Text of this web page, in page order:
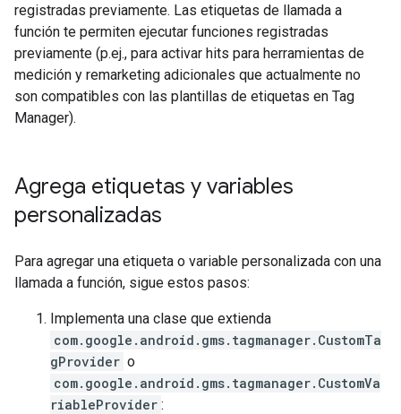
registradas previamente. Las etiquetas de llamada a
función te permiten ejecutar funciones registradas
previamente (p.ej., para activar hits para herramientas de
medición y remarketing adicionales que actualmente no
son compatibles con las plantillas de etiquetas en Tag
Manager).
Agrega etiquetas y variables
personalizadas
Para agregar una etiqueta o variable personalizada con una
llamada a función, sigue estos pasos:
Implementa una clase que extienda
com.google.android.gms.tagmanager.CustomTa
gProvider o
com.google.android.gms.tagmanager.CustomVa
riableProvider :